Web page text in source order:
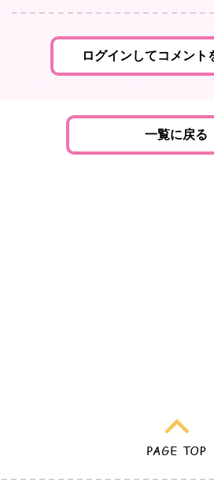
ログインしてコメント
一覧に戻る